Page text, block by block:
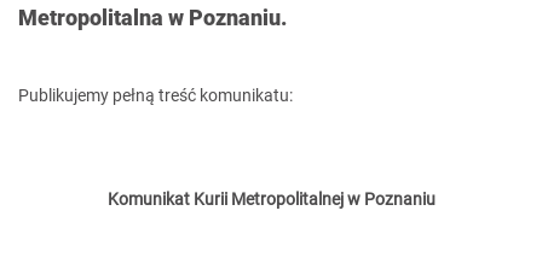
Metropolitalna w Poznaniu.
Publikujemy pełną treść komunikatu:
Komunikat Kurii Metropolitalnej w Poznaniu